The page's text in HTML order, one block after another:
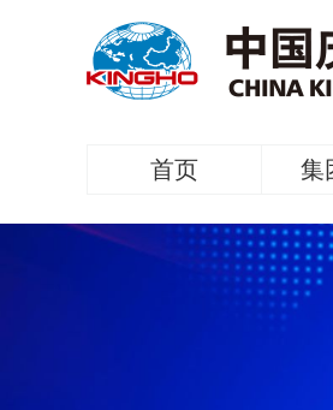
首页 集